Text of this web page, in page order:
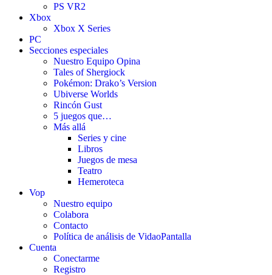
PS VR2
Xbox
Xbox X Series
PC
Secciones especiales
Nuestro Equipo Opina
Tales of Shergiock
Pokémon: Drako’s Version
Ubiverse Worlds
Rincón Gust
5 juegos que…
Más allá
Series y cine
Libros
Juegos de mesa
Teatro
Hemeroteca
Vop
Nuestro equipo
Colabora
Contacto
Política de análisis de VidaoPantalla
Cuenta
Conectarme
Registro